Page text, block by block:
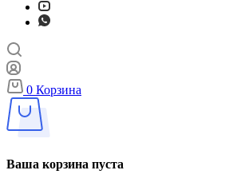
0 Корзина
Ваша корзина пуста